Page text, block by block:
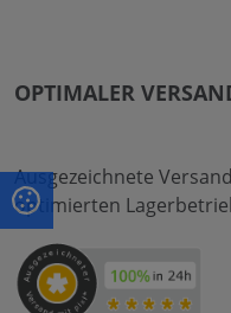
OPTIMALER
Ausgezeichnete
optimierten